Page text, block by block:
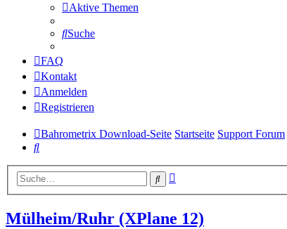
Aktive Themen
Suche
FAQ
Kontakt
Anmelden
Registrieren
Bahrometrix Download-Seite Startseite Support Forum
Suche
Suche
Mülheim/Ruhr (XPlane 12)